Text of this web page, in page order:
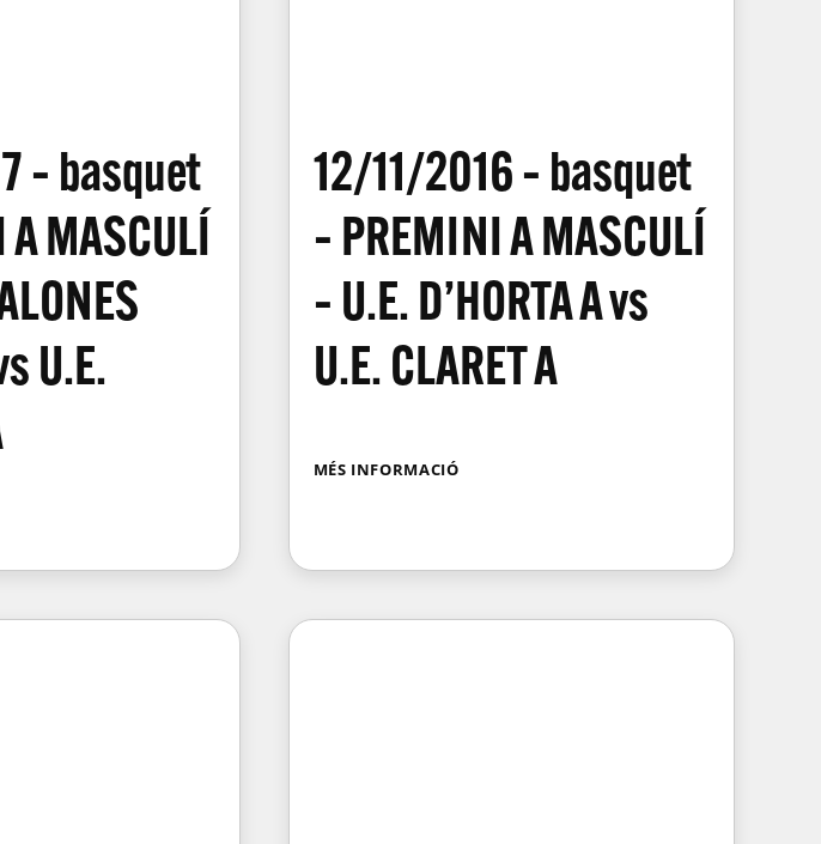
– basquet
MASCULÍ
U.E.
12/11/2016 – basquet
– PREMINI A MASCULÍ
– U.E. D’HORTA A vs
U.E. CLARET A
MÉS INFORMACIÓ